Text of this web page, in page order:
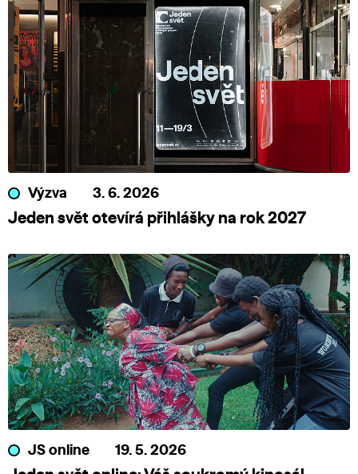
Výzva 3. 6. 2026
Jeden svět otevírá přihlášky na rok 2027
JS online 19. 5. 2026